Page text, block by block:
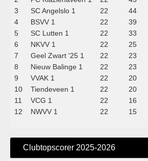
3
SC Angelslo 1 22 44
4
BSVV 1 22 39
5
SC Lutten 1 22 33
6
NKVV 1 22 25
7
Geel Zwart '25 1 22 23
8
Nieuw Balinge 1 22 23
9
VVAK 1 22 20
10
Tiendeveen 1 22 20
11
VCG 1 22 16
12
NWVV 1 22 15
Clubtopscorer 2025-2026